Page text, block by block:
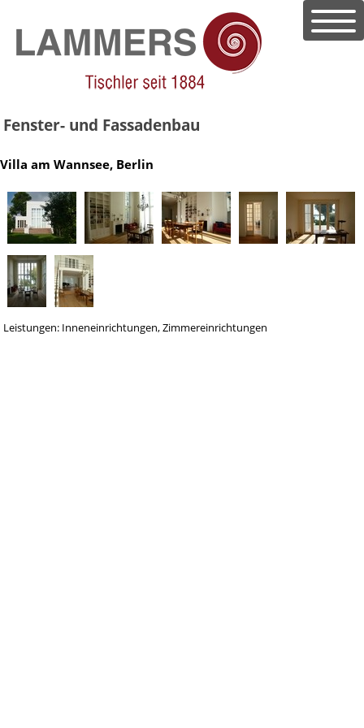
Fenster- und Fassadenbau
Villa am Wannsee, Berlin
Leistungen: Inneneinrichtungen, Zimmereinrichtungen